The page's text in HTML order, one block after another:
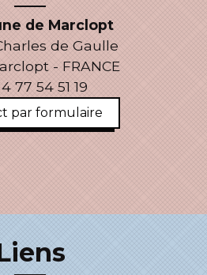
de Marclopt
de Gaulle
- FRANCE
77 54 51 19
par formulaire